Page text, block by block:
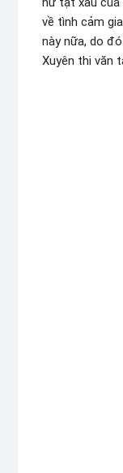
về tình cảm
này nữa, do
Xuyên thi văn